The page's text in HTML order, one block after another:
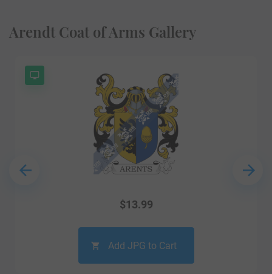
Arendt Coat of Arms Gallery
$13.99
Add JPG to Cart